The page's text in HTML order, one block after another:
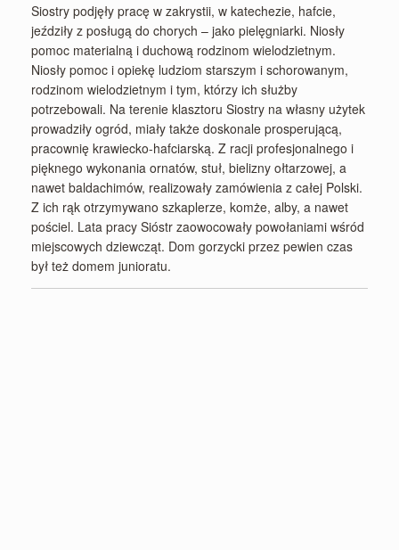
Siostry podjęły pracę w zakrystii, w katechezie, hafcie,
jeździły z posługą do chorych – jako pielęgniarki. Niosły
pomoc materialną i duchową rodzinom wielodzietnym.
Niosły pomoc i opiekę ludziom starszym i schorowanym,
rodzinom wielodzietnym i tym, którzy ich służby
potrzebowali. Na terenie klasztoru Siostry na własny użytek
prowadziły ogród, miały także doskonale prosperującą,
pracownię krawiecko-hafciarską. Z racji profesjonalnego i
pięknego wykonania ornatów, stuł, bielizny ołtarzowej, a
nawet baldachimów, realizowały zamówienia z całej Polski.
Z ich rąk otrzymywano szkaplerze, komże, alby, a nawet
pościel. Lata pracy Sióstr zaowocowały powołaniami wśród
miejscowych dziewcząt. Dom gorzycki przez pewien czas
był też domem junioratu.